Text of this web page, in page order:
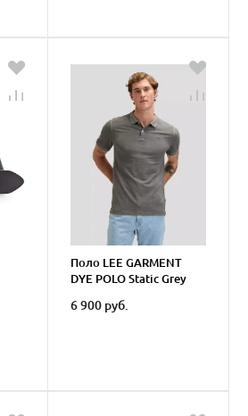
Поло LEE GARMENT
DYE POLO Static Grey
6 900 руб.